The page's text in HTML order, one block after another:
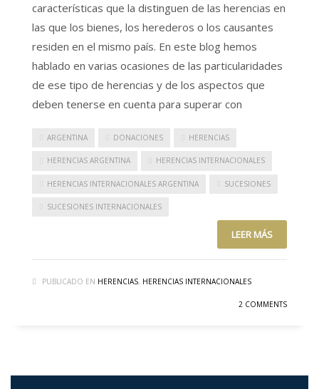
características que la distinguen de las herencias en
las que los bienes, los herederos o los causantes
residen en el mismo país. En este blog hemos
hablado en varias ocasiones de las particularidades
de ese tipo de herencias y de los aspectos que
deben tenerse en cuenta para superar con
ARGENTINA DONACIONES HERENCIAS
HERENCIAS ARGENTINA HERENCIAS INTERNACIONALES
HERENCIAS INTERNACIONALES ARGENTINA SUCESIONES
SUCESIONES INTERNACIONALES
LEER MÁS
PUBLICADO EN HERENCIAS, HERENCIAS INTERNACIONALES
2 COMMENTS